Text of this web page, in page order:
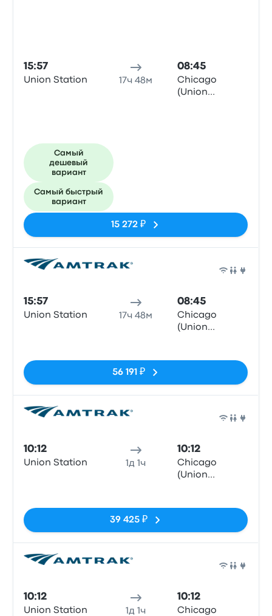
15:57
Union Station 17ч 48м
08:45
Chicago
(Union
Самый
дешевый
вариант
Самый быстрый
вариант
15 272 ₽
15:57
Union Station 17ч 48м
08:45
Chicago
(Union
56 191 ₽
10:12
Union Station 1д 1ч
10:12
Chicago
(Union
39 425 ₽
10:12
Union Station 1д 1ч
10:12
Chicago